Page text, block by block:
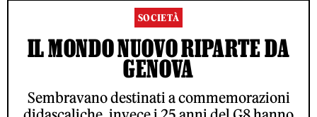
SOCIETÀ
IL MONDO NUOVO RIPARTE DA
GENOVA
Sembravano destinati a commemorazioni